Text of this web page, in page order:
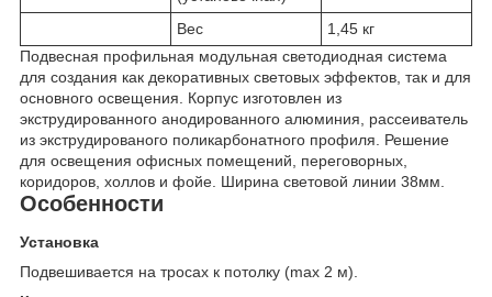
Вес
1,45 кг
Подвесная профильная модульная светодиодная система
для создания как декоративных световых эффектов, так и для
основного освещения. Корпус изготовлен из
экструдированного анодированного алюминия, рассеиватель
из экструдированого поликарбонатного профиля. Решение
для освещения офисных помещений, переговорных,
коридоров, холлов и фойе. Ширина световой линии 38мм.
Особенности
Установка
Подвешивается на тросах к потолку (max 2 м).